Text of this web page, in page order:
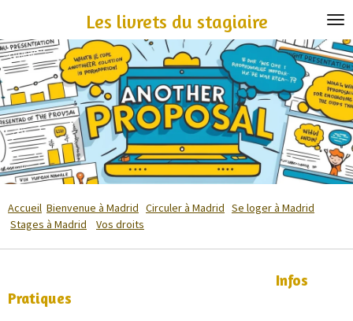
contenu
principal
Les livrets du stagiaire
Accueil Bienvenue à Madrid Circuler à Madrid Se loger à Madrid
Stages à Madrid
Vos droits
Infos
Pratiques